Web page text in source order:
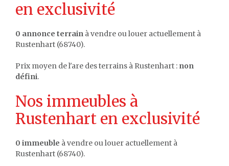
en exclusivité
0 annonce terrain à vendre ou louer actuellement à
Rustenhart (68740).
Prix moyen de l'are des terrains à Rustenhart : non
défini.
Nos immeubles à
Rustenhart en exclusivité
0 immeuble à vendre ou louer actuellement à
Rustenhart (68740).